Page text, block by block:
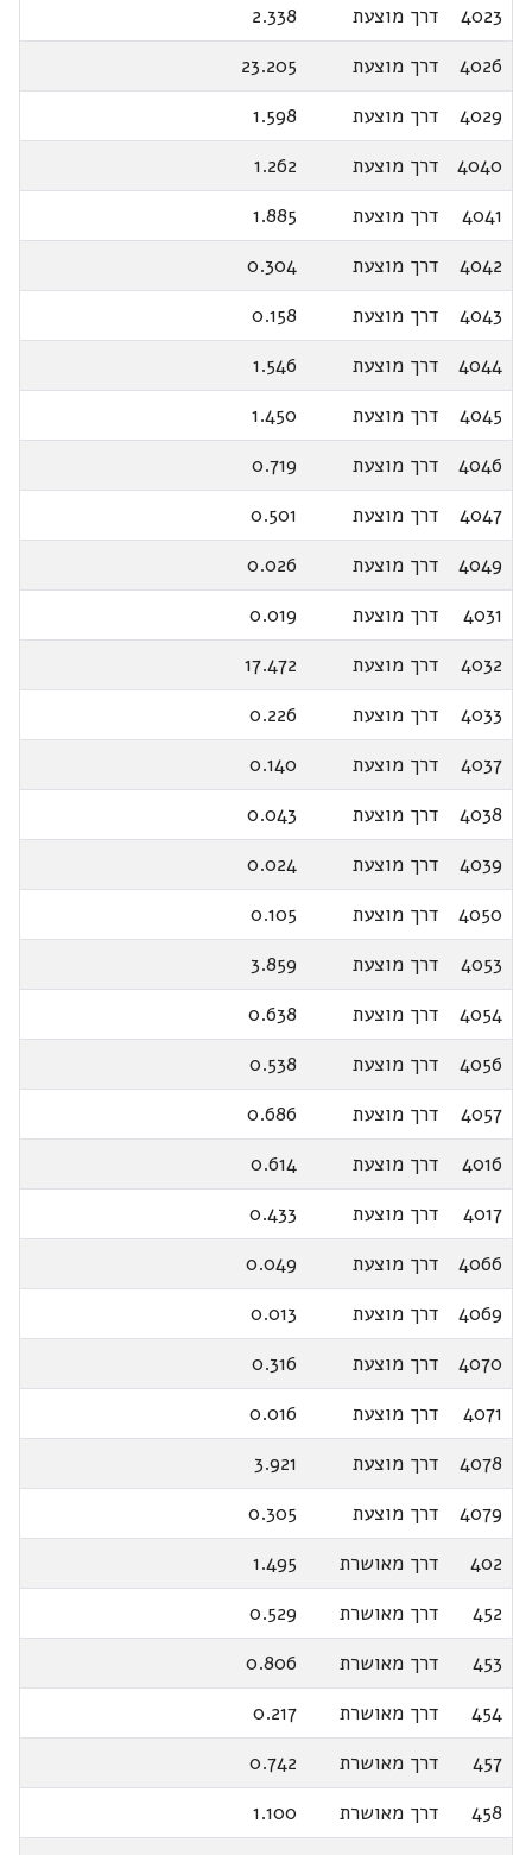
4023
דרך מוצעת
2.338
4026
דרך מוצעת
23.205
4029
דרך מוצעת
1.598
4040
דרך מוצעת
1.262
4041
דרך מוצעת
1.885
4042
דרך מוצעת
0.304
4043
דרך מוצעת
0.158
4044
דרך מוצעת
1.546
4045
דרך מוצעת
1.450
4046
דרך מוצעת
0.719
4047
דרך מוצעת
0.501
4049
דרך מוצעת
0.026
4031
דרך מוצעת
0.019
4032
דרך מוצעת
17.472
4033
דרך מוצעת
0.226
4037
דרך מוצעת
0.140
4038
דרך מוצעת
0.043
4039
דרך מוצעת
0.024
4050
דרך מוצעת
0.105
4053
דרך מוצעת
3.859
4054
דרך מוצעת
0.638
4056
דרך מוצעת
0.538
4057
דרך מוצעת
0.686
4016
דרך מוצעת
0.614
4017
דרך מוצעת
0.433
4066
דרך מוצעת
0.049
4069
דרך מוצעת
0.013
4070
דרך מוצעת
0.316
4071
דרך מוצעת
0.016
4078
דרך מוצעת
3.921
4079
דרך מוצעת
0.305
402
דרך מאושרת
1.495
452
דרך מאושרת
0.529
453
דרך מאושרת
0.806
454
דרך מאושרת
0.217
457
דרך מאושרת
0.742
458
דרך מאושרת
1.100